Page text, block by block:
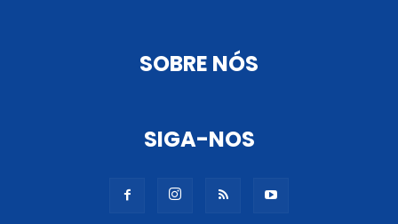
SOBRE NÓS
SIGA-NOS